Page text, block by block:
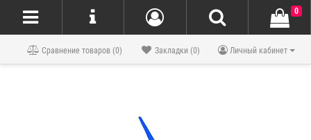
Блог
Личный кабинет
Закладки (0)
Сравнение товаров (0)
0